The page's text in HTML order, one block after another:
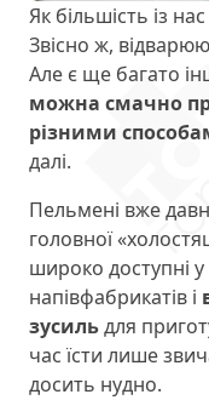
Як більшість із
Звісно ж,
Але є ще багато
можна смачно
різними
далі.
Пельмені вже
головної
широко доступні
напівфабрикатів і
зусильдля
час їсти лише
досить нудно.